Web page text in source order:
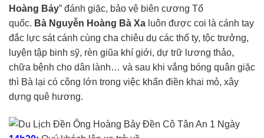
Hoàng Bảy” đánh giặc, bảo vệ biên cương Tổ
quốc. Bà Nguyễn Hoàng Bà Xa luôn được coi là cánh tay
đắc lực sát cánh cùng cha chiêu dụ các thổ ty, tộc trưởng,
luyện tập binh sỹ, rèn giũa khí giới, dự trữ lương thảo,
chữa bệnh cho dân lành… và sau khi vắng bóng quân giặc
thì Bà lại có công lớn trong việc khẩn điền khai mỏ, xây
dựng quê hương.